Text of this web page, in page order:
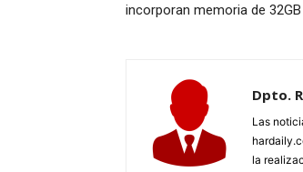
incorporan memoria de
Dpto.
Las
la